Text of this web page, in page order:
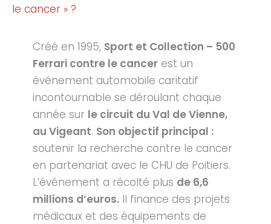
le cancer » ?
Créé en 1995, Sport et Collection – 500
Ferrari contre le cancer est un
événement automobile caritatif
incontournable se déroulant chaque
année sur le circuit du Val de Vienne,
au Vigeant. Son objectif principal :
soutenir la recherche contre le cancer
en partenariat avec le CHU de Poitiers.
L’événement a récolté plus de 6,6
millions d’euros. Il finance des projets
médicaux et des équipements de